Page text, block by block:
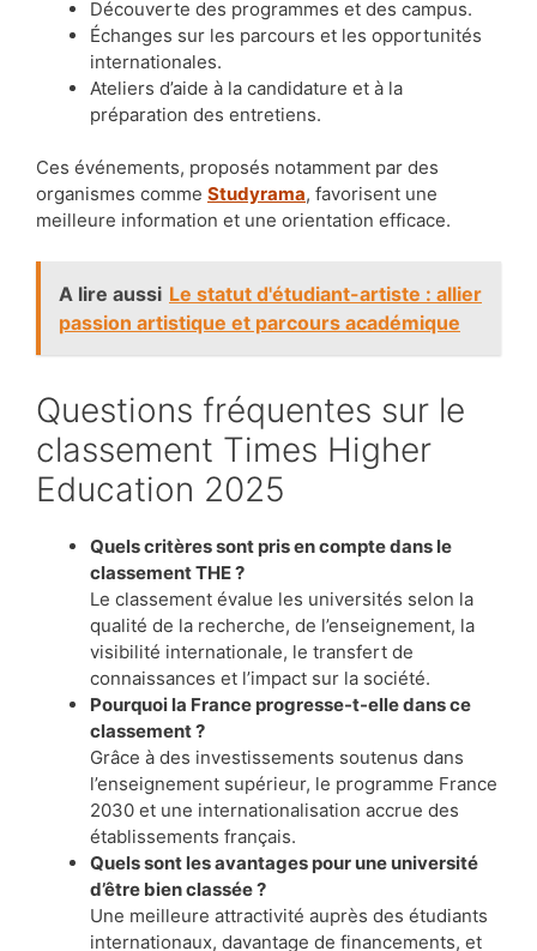
Découverte des programmes et des campus.
Échanges sur les parcours et les opportunités
internationales.
Ateliers d’aide à la candidature et à la
préparation des entretiens.
Ces événements, proposés notamment par des
organismes comme Studyrama, favorisent une
meilleure information et une orientation efficace.
A lire aussi Le statut d'étudiant-artiste : allier
passion artistique et parcours académique
Questions fréquentes sur le
classement Times Higher
Education 2025
Quels critères sont pris en compte dans le
classement THE ?
Le classement évalue les universités selon la
qualité de la recherche, de l’enseignement, la
visibilité internationale, le transfert de
connaissances et l’impact sur la société.
Pourquoi la France progresse-t-elle dans ce
classement ?
Grâce à des investissements soutenus dans
l’enseignement supérieur, le programme France
2030 et une internationalisation accrue des
établissements français.
Quels sont les avantages pour une université
d’être bien classée ?
Une meilleure attractivité auprès des étudiants
internationaux, davantage de financements, et